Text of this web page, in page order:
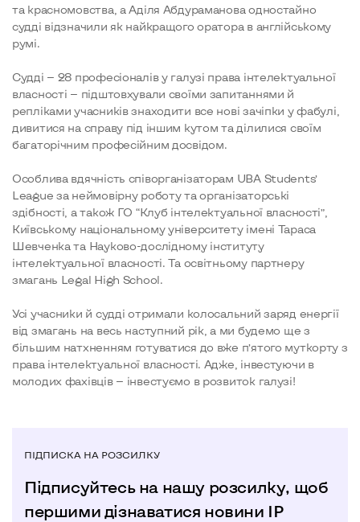
та красномовства, а Аділя Абдураманова одностайно
судді відзначили як найкращого оратора в англійському
румі.
Судді — 28 професіоналів у галузі права інтелектуальної
власності — підштовхували своїми запитаннями й
репліками учасників знаходити все нові зачіпки у фабулі,
дивитися на справу під іншим кутом та ділилися своїм
багаторічним професійним досвідом.
Особлива вдячність співорганізаторам UBA Students’
League за неймовірну роботу та організаторські
здібності, а також ГО “Клуб інтелектуальної власності”,
Київському національному університету імені Тараса
Шевченка та Науково-дослідному інституту
інтелектуальної власності. Та освітньому партнеру
змагань Legal High School.
Усі учасники й судді отримали колосальний заряд енергії
від змагань на весь наступний рік, а ми будемо ще з
більшим натхненням готуватися до вже п’ятого муткорту з
права інтелектуальної власності. Адже, інвестуючи в
молодих фахівців — інвестуємо в розвиток галузі!
ПІДПИСКА НА РОЗСИЛКУ
Підписуйтесь на нашу розсилку, щоб
першими дізнаватися новини IP